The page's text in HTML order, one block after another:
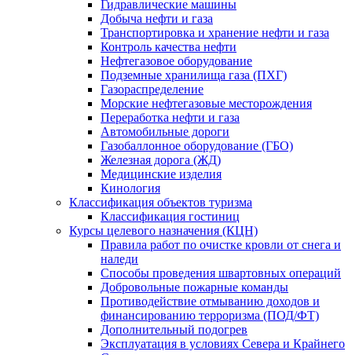
Гидравлические машины
Добыча нефти и газа
Транспортировка и хранение нефти и газа
Контроль качества нефти
Нефтегазовое оборудование
Подземные хранилища газа (ПХГ)
Газораспределение
Морские нефтегазовые месторождения
Переработка нефти и газа
Автомобильные дороги
Газобаллонное оборудование (ГБО)
Железная дорога (ЖД)
Медицинские изделия
Кинология
Классификация объектов туризма
Классификация гостиниц
Курсы целевого назначения (КЦН)
Правила работ по очистке кровли от снега и
наледи
Способы проведения швартовных операций
Добровольные пожарные команды
Противодействие отмыванию доходов и
финансированию терроризма (ПОД/ФТ)
Дополнительный подогрев
Эксплуатация в условиях Севера и Крайнего